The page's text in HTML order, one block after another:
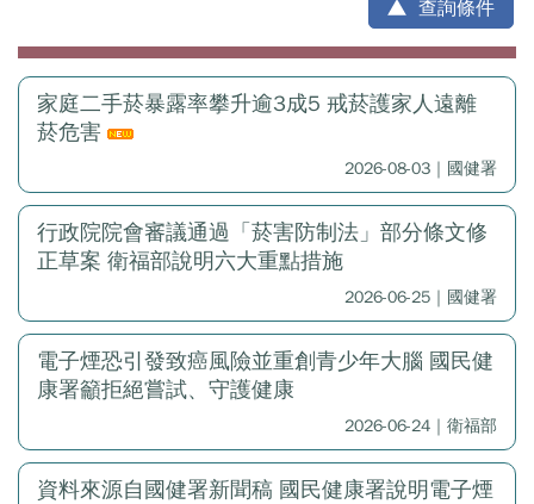
查詢條件
家庭二手菸暴露率攀升逾3成5 戒菸護家人遠離
菸危害
2026-08-03｜國健署
行政院院會審議通過「菸害防制法」部分條文修
正草案 衛福部說明六大重點措施
2026-06-25｜國健署
電子煙恐引發致癌風險並重創青少年大腦 國民健
康署籲拒絕嘗試、守護健康
2026-06-24｜衛福部
資料來源自國健署新聞稿 國民健康署說明電子煙